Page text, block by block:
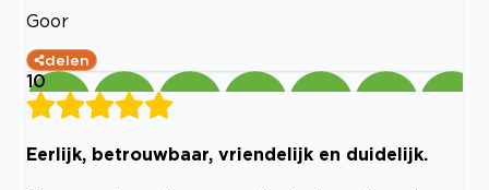
Goor
delen
10
Eerlijk, betrouwbaar, vriendelijk en duidelijk.